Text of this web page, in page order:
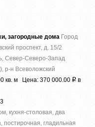
загородные дома Город
проспект, д. 15/2
Север-Северо-Запад
р-н Всеволожский
кв. м Цена: 370 000.00 Р в
кухня-столовая, два
постирочная, гладильная